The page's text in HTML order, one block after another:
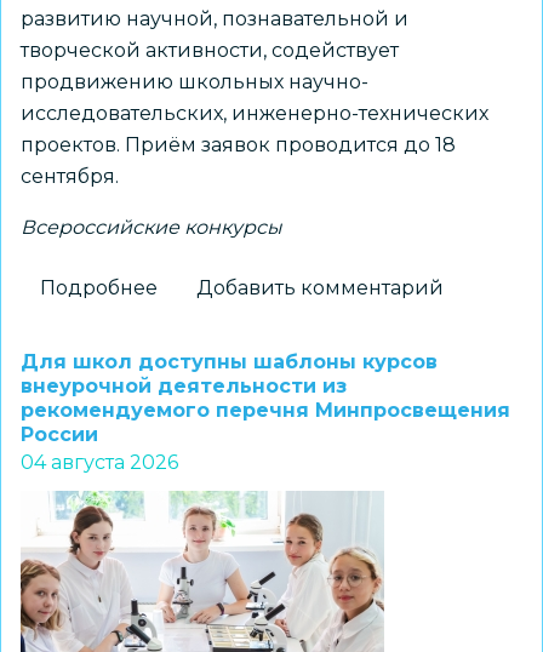
развитию научной, познавательной и
творческой активности, содействует
продвижению школьных научно-
исследовательских, инженерно-технических
проектов. Приём заявок проводится до 18
сентября.
Всероссийские конкурсы
Подробнее
7
классов
их
наставников
приглашают
к
участию
в
Добавить комментарий
Для школ доступны шаблоны курсов
внеурочной деятельности из
рекомендуемого перечня Минпросвещения
России
04 августа 2026